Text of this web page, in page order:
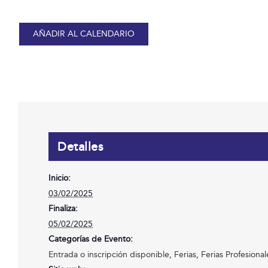
AÑADIR AL CALENDARIO
Detalles
Inicio:
03/02/2025
Finaliza:
05/02/2025
Categorías de Evento:
Entrada o inscripción disponible, Ferias, Ferias